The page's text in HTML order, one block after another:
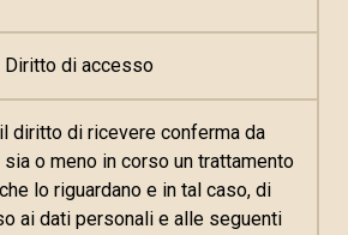
Diritto di accesso
diritto di ricevere conferma da
o meno in corso un trattamento
lo riguardano e in tal caso, di
ai dati personali e alle seguenti